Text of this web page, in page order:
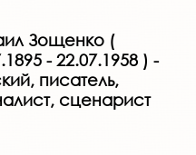
Зощенко (
- 22.07.1958 ) -
писатель,
сценарист